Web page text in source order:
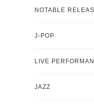
NOTABLE
J-POP
LIVE
JAZZ